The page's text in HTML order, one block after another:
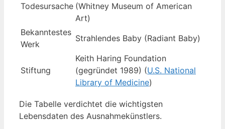
Todesursache (Whitney Museum of American
Art)
Bekanntestes
Werk
Strahlendes Baby (Radiant Baby)
Stiftung
Keith Haring Foundation
(gegründet 1989) (U.S. National
Library of Medicine)
Die Tabelle verdichtet die wichtigsten
Lebensdaten des Ausnahmekünstlers.